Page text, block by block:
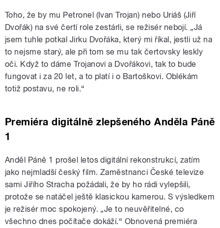
Toho, že by mu Petronel (Ivan Trojan) nebo Uriáš (Jiří
Dvořák) na své čertí role zestárli, se režisér nebojí. „Já
jsem tuhle potkal Jirku Dvořáka, který mi říkal, jestli už na
to nejsme starý, ale při tom se mu tak čertovsky leskly
oči. Když to dáme Trojanovi a Dvořákovi, tak to bude
fungovat i za 20 let, a to platí i o Bartoškovi. Oblékám
totiž postavu, ne roli.“
Premiéra digitálně zlepšeného Anděla Páně
1
Anděl Páně 1 prošel letos digitální rekonstrukcí, zatím
jako nejmladší český film. Zaměstnanci České televize
sami Jiřího Stracha požádali, že by ho rádi vylepšili,
protože se natáčel ještě klasickou kamerou. S výsledkem
je režisér moc spokojený. „Je to neuvěřitelné, co
všechno dnes počítače dokáží.“ Obnovená premiéra